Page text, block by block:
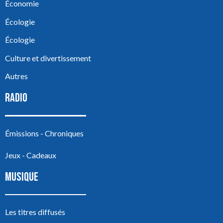
Économie
Écologie
Écologie
Culture et divertissement
Autres
RADIO
Émissions - Chroniques
Jeux - Cadeaux
MUSIQUE
Les titres diffusés